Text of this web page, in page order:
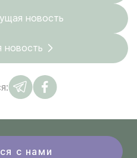
новость
с нами